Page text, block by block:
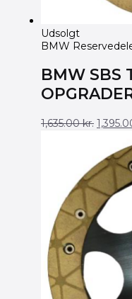
Udsolgt
BMW
BMW SBS
1,635.00kr.